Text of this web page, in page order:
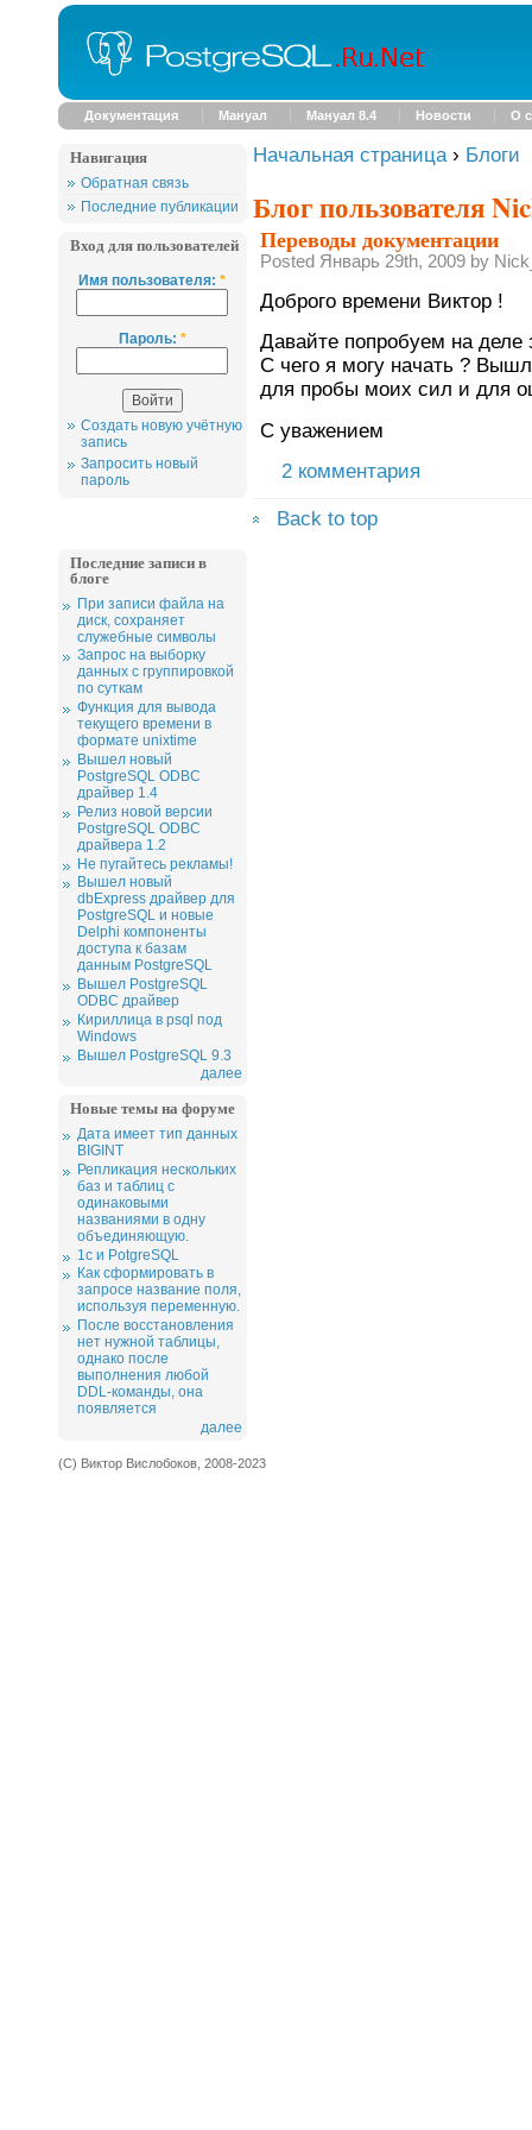
Документация Мануал Мануал 8.4 Новости О
Навигация
Обратная связь
Последние публикации
Вход для пользователей
Имя пользователя:*
Пароль: *
Создать новую учётную
запись
Запросить новый
пароль
Начальная страница› Блоги
Блог пользователя
Переводы документации
Posted Январь 29th, 2009 by
Доброго времени Виктор !
Давайте попробуем на деле
С чего я могу начать ?
для пробы моих сил и для
С уважением
2 комментария
Back to top
Последние записи в
блоге
При записи файла на
диск, сохраняет
служебные символы
Запрос на выборку
данных с группировкой
по суткам
Функция для вывода
текущего времени в
формате unixtime
Вышел новый
PostgreSQL ODBC
драйвер 1.4
Релиз новой версии
PostgreSQL ODBC
драйвера 1.2
Не пугайтесь рекламы!
Вышел новый
dbExpress драйвер для
PostgreSQL и новые
Delphi компоненты
доступа к базам
данным PostgreSQL
Вышел PostgreSQL
ODBC драйвер
Кириллица в psql под
Windows
Вышел PostgreSQL 9.3
далее
Новые темы на форуме
Дата имеет тип данных
BIGINT
Репликация нескольких
баз и таблиц с
одинаковыми
названиями в одну
объединяющую.
1c и PotgreSQL
Как сформировать в
запросе название поля,
используя переменную.
После восстановления
нет нужной таблицы,
однако после
выполнения любой
DDL-команды, она
появляется
далее
(С) Виктор Вислобоков, 2008-2023